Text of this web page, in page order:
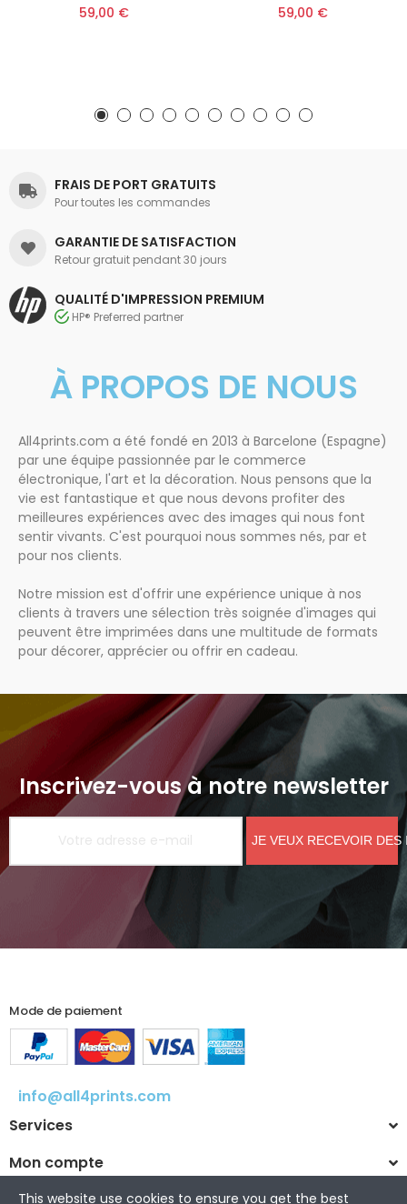
59,00 €
59,00 €
FRAIS DE PORT GRATUITS
Pour toutes les commandes
GARANTIE DE SATISFACTION
Retour gratuit pendant 30 jours
QUALITÉ D'IMPRESSION PREMIUM
HP® Preferred partner
À PROPOS DE NOUS
All4prints.com a été fondé en 2013 à Barcelone (Espagne)
par une équipe passionnée par le commerce
électronique, l'art et la décoration. Nous pensons que la
vie est fantastique et que nous devons profiter des
meilleures expériences avec des images qui nous font
sentir vivants. C'est pourquoi nous sommes nés, par et
pour nos clients.
Notre mission est d'offrir une expérience unique à nos
clients à travers une sélection très soignée d'images qui
peuvent être imprimées dans une multitude de formats
pour décorer, apprécier ou offrir en cadeau.
Inscrivez-vous à notre newsletter
JE VEUX RECEVOIR
Mode de paiement
info@all4prints.com
Services
Mon compte
This website use cookies to ensure you get the best